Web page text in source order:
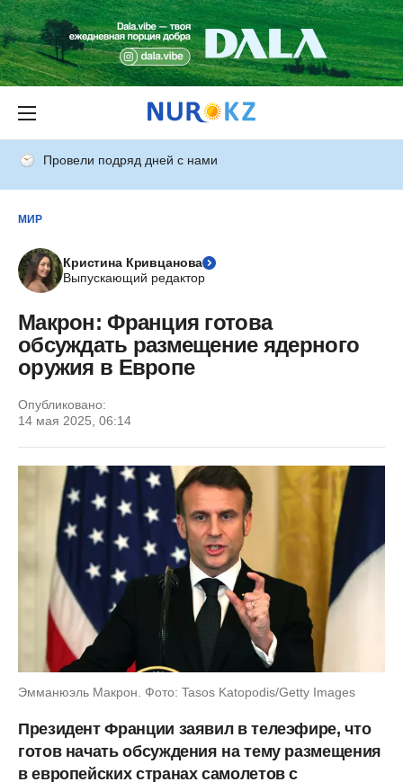
Провели подряд дней с нами
МИР
Кристина Кривцанова
Выпускающий редактор
Макрон: Франция готова
обсуждать размещение ядерного
оружия в Европе
Опубликовано:
14 мая 2025, 06:14
Эмманюэль Макрон. Фото: Tasos Katopodis/Getty Images
Президент Франции заявил в телеэфире, что
готов начать обсуждения на тему размещения
в европейских странах самолетов с